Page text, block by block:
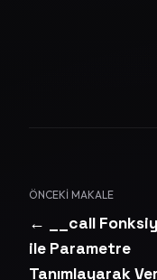
ÖNCEKI MAKALE
← __call
ile Parametre
Tanımlayarak